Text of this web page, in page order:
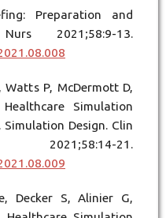
Preparation and
2021;58:9-13.
Watts P, McDermott D,
Simulation
Design. Clin
21.
Decker S, Alinier G,